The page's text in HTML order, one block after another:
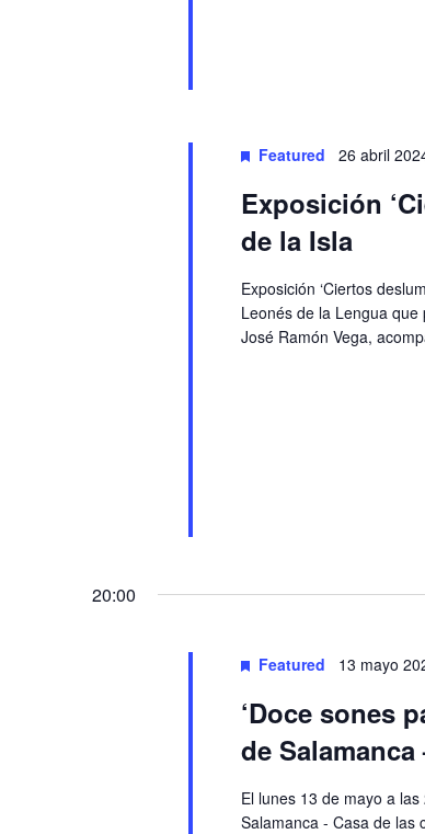
Featured 26 abril
Exposición
de la Isla
Exposición ‘Ciertos
Leonés de la Lengua
José Ramón Vega,
20:00
Featured 13 mayo
‘Doce sones
de
El lunes 13 de mayo a
Salamanca - Casa de las